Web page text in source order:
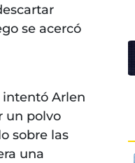
se acercó
intentó Arlen
un polvo
sobre las
una